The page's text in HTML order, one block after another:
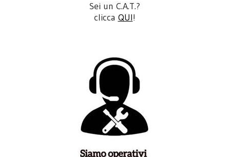
Sei un C.A.T.?
clicca QUI!